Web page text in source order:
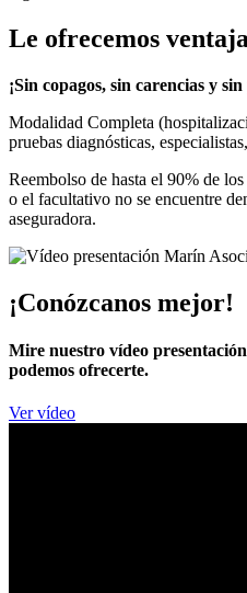
Le ofrecemos
¡Sin copagos, sin carencias y
Modalidad Completa
pruebas diagnósticas,
Reembolso de hasta el 90% de
o el facultativo no se encuentre
aseguradora.
¡Conózcanos mejor!
Mire nuestro vídeo
podemos ofrecerte.
Ver vídeo